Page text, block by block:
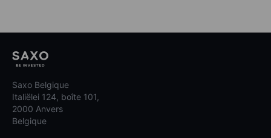
Saxo Belgique
Italiëlei 124, boîte 101,
2000 Anvers
Belgique